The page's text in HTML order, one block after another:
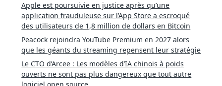
Apple est poursuivie en justice après qu’une
application frauduleuse sur l’App Store a escroqué
des utilisateurs de 1,8 million de dollars en Bitcoin
Peacock rejoindra YouTube Premium en 2027 alors
que les géants du streaming repensent leur stratégie
Le CTO d’Arcee : Les modèles d’IA chinois à poids
ouverts ne sont pas plus dangereux que tout autre